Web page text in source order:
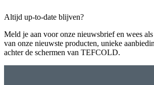
Altijd up-to-date blijven?
Meld je aan voor onze nieuwsbrief en wees
van onze nieuwste producten, unieke
achter de schermen van TEFCOLD.